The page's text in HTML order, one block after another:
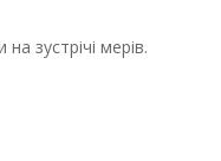
зустрічі мерів.